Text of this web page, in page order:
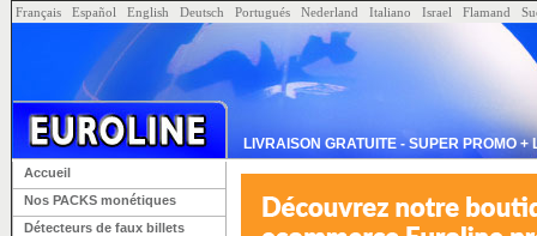
Accueil
Nos PACKS monétiques
Détecteurs de faux billets
Français Español English Deutsch Portugués Nederland Italiano Israel Flamand
LIVRAISON GRATUITE - SUPER PROMO